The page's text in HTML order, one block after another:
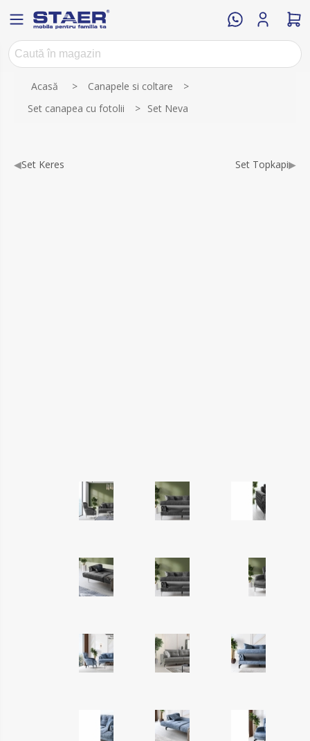
Acasă > Canapele si coltare
>
Set canapea cu fotolii
> Set Neva
◀Set Keres Set Topkapi▶
Numele atributului Valoarea atributului